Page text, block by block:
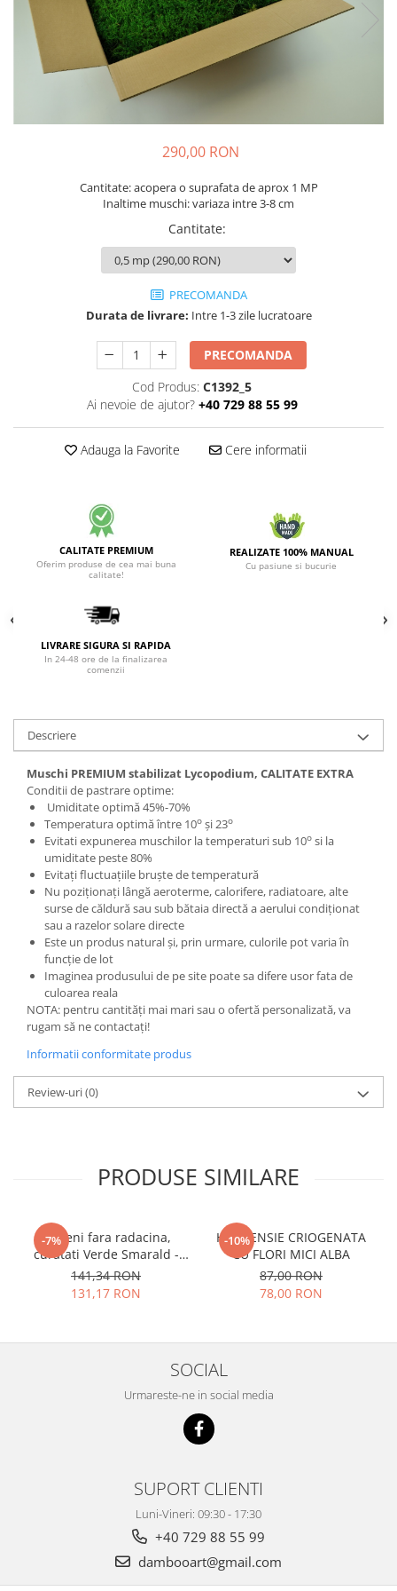
290,00 RON
Cantitate: acopera o suprafata de aprox 1 MP
Inaltime muschi: variaza intre 3-8 cm
Cantitate:
PRECOMANDA
Durata de livrare: Intre 1-3 zile lucratoare
PRECOMANDA
Cod Produs: C1392_5
Ai nevoie de ajutor? +40 729 88 55 99
Adauga la Favorite Cere informatii
CALITATE PREMIUM
Oferim produse de cea mai buna
calitate!
REALIZATE 100% MANUAL
Cu pasiune si bucurie
LIVRARE SIGURA SI RAPIDA
In 24-48 ore de la finalizarea
comenzii
Descriere
Muschi PREMIUM stabilizat Lycopodium, CALITATE EXTRA
Conditii de pastrare optime:
Umiditate optimă 45%-70%
Temperatura optimă între 10o și 23o
Evitati expunerea muschilor la temperaturi sub 10o si la
umiditate peste 80%
Evitați fluctuațiile bruște de temperatură
Nu poziționați lângă aeroterme, calorifere, radiatoare, alte
surse de căldură sau sub bătaia directă a aerului condiționat
sau a razelor solare directe
Este un produs natural și, prin urmare, culorile pot varia în
funcție de lot
Imaginea produsului de pe site poate sa difere usor fata de
culoarea reala
NOTA: pentru cantități mai mari sau o ofertă personalizată, va
rugam să ne contactați!
Informatii conformitate produs
Review-uri(0)
PRODUSE SIMILARE
-7%
Licheni fara radacina,
curatati Verde Smarald -
500 gr
141,34 RON
131,17 RON
-10%
HORTENSIE CRIOGENATA
CU FLORI MICI ALBA
87,00 RON
78,00 RON
SOCIAL
Urmareste-ne in social media
SUPORT CLIENTI
Luni-Vineri: 09:30 - 17:30
+40 729 88 55 99
dambooart@gmail.com